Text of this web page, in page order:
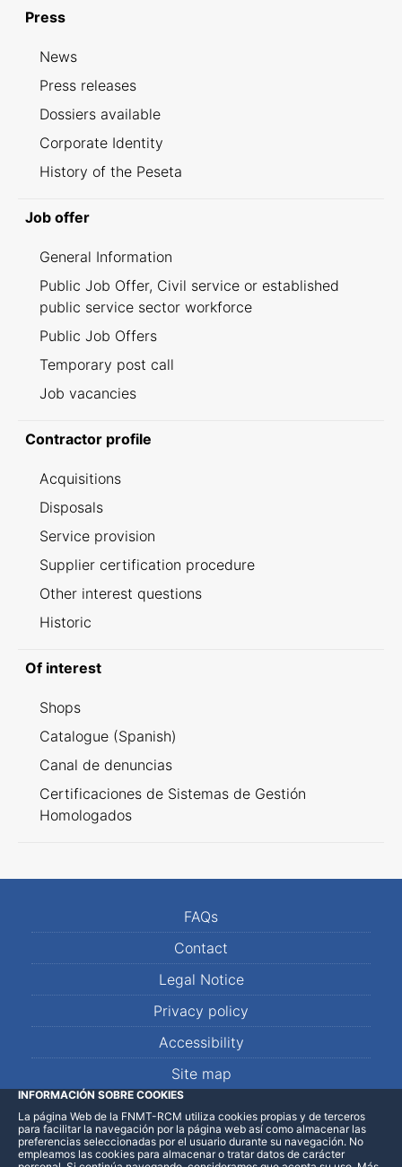
Press
News
Press releases
Dossiers available
Corporate Identity
History of the Peseta
Job offer
General Information
Public Job Offer, Civil service or established
public service sector workforce
Public Job Offers
Temporary post call
Job vacancies
Contractor profile
Acquisitions
Disposals
Service provision
Supplier certification procedure
Other interest questions
Historic
Of interest
Shops
Catalogue (Spanish)
Canal de denuncias
Certificaciones de Sistemas de Gestión
Homologados
FAQs
Contact
Legal Notice
Privacy policy
Accessibility
Site map
LinkedInFacebookWhatsApp
INFORMACIÓN SOBRE COOKIES
La página Web de la FNMT-RCM utiliza cookies propias y de terceros
para facilitar la navegación por la página web así como almacenar las
preferencias seleccionadas por el usuario durante su navegación. No
empleamos las cookies para almacenar o tratar datos de carácter